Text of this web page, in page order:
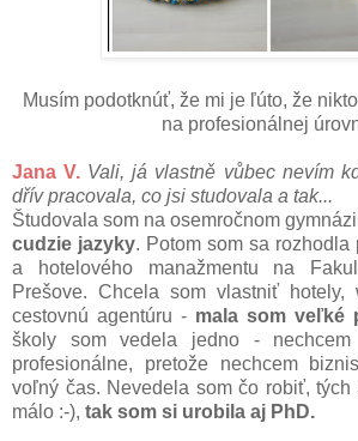
Musím podotknúť, že mi je ľúto, že
na profesionálnej
Jana V. Vali, já vlastně vůbec nevím
dřív pracovala, co jsi studovala a tak...
Študovala som na osemročnom
cudzie jazyky. Potom som sa rozhodla
a hotelového manažmentu na
Prešove. Chcela som vlastniť hotely,
cestovnú agentúru - mala som veľké
školy som vedela jedno -
profesionálne, pretože nechcem
voľný čas. Nevedela som čo robiť,
málo :-), tak som si urobila aj PhD.